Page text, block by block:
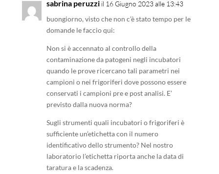
sabrina peruzzi il 16 Giugno 2023 alle 13:43
buongiorno, visto che non c’è stato tempo per le
domande le faccio qui:
Non si è accennato al controllo della
contaminazione da patogeni negli incubatori
quando le prove ricercano tali parametri nei
campioni o nei frigoriferi dove possono essere
conservati i campioni pre e post analisi. E’
previsto dalla nuova norma?
Sugli strumenti quali incubatori o frigoriferi è
sufficiente un’etichetta con il numero
identificativo dello strumento? Nel nostro
laboratorio l’etichetta riporta anche la data di
taratura e la scadenza.